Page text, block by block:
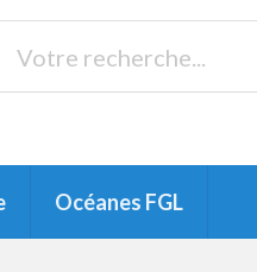
Océanes FGL